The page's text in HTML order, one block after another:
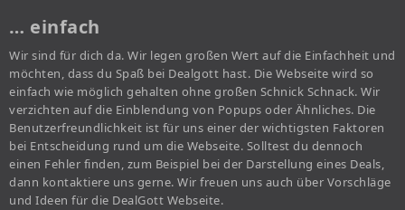
… einfach
Wir sind für dich da. Wir legen großen Wert auf die Einfachheit und
möchten, dass du Spaß bei Dealgott hast. Die Webseite wird so
einfach wie möglich gehalten ohne großen Schnick Schnack. Wir
verzichten auf die Einblendung von Popups oder Ähnliches. Die
Benutzerfreundlichkeit ist für uns einer der wichtigsten Faktoren
bei Entscheidung rund um die Webseite. Solltest du dennoch
einen Fehler finden, zum Beispiel bei der Darstellung eines Deals,
dann kontaktiere uns gerne. Wir freuen uns auch über Vorschläge
und Ideen für die DealGott Webseite.